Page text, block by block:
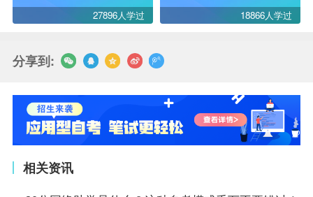
27896人学过 18866人学过
分享到:
相关资讯